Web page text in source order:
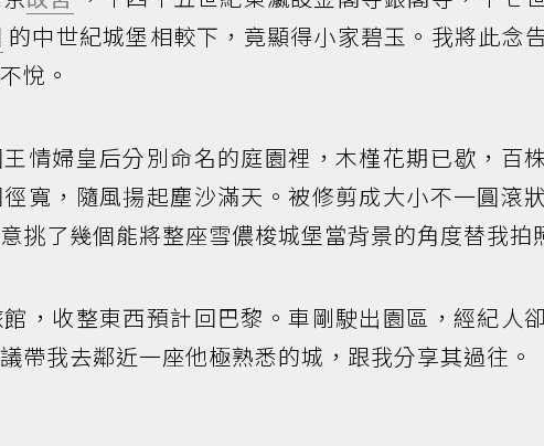
的中世紀城堡相較下，竟顯得小家碧玉。我將此念
悅。
情婦皇后分別命名的庭園裡，木槿花期已歇，百
寬，隨風揚起塵沙滿天。被修剪成大小不一圓滾
挑了幾個能將整座雪儂梭城堡當背景的角度替我拍
，收整東西預計回巴黎。車剛駛出園區，經紀人
帶我去鄰近一座他極熟悉的城，跟我分享其過往。